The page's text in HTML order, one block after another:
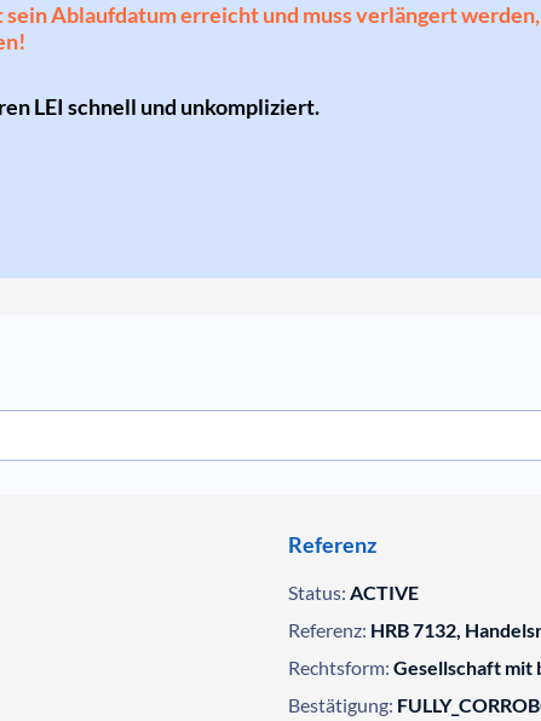
Ablaufdatum erreicht und muss verlängert
LEI schnell und unkompliziert.
Referenz
Status: ACTIVE
Referenz: HRB 7132,
Rechtsform: Gesellschaft mit
Bestätigung: